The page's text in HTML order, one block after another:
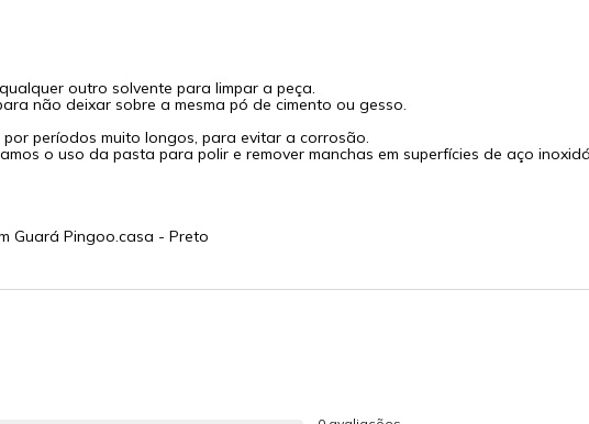
outro solvente para limpar a peça.
não deixar sobre a mesma pó de cimento ou gesso.
períodos muito longos, para evitar a corrosão.
o uso da pasta para polir e remover manchas em superfícies de aço
Guará Pingoo.casa - Preto